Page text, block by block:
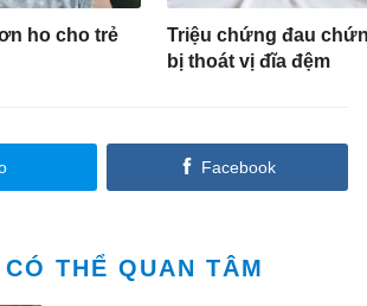
ho cho trẻ
Triệu chứng đau
bị thoát vị đĩa đệm
Facebook
THỂ QUAN TÂM